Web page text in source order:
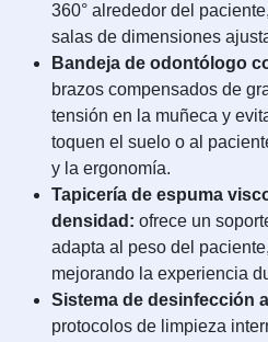
360° alrededor del
salas de dimensiones
Bandeja de odontólogo
brazos compensados de
tensión en la muñeca y
toquen el suelo o al
y la ergonomía.
Tapicería de espuma
densidad: ofrece un
adapta al peso del
mejorando la experiencia
Sistema de desinfección
protocolos de limpieza